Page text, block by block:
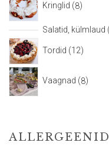
Kringlid 8
Salatid, külmlaud
Tordid 12
Vaagnad 8
ALLERGEENID